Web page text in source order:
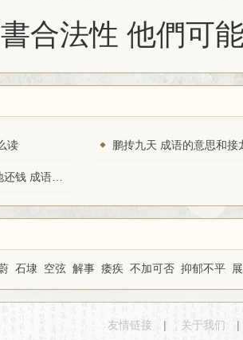
合法性 他們可
读 鹏抟九天 成语的意思和接
石埭 空弦 解事 痿疾 不加可否 抑郁不平
友情链接 | 关于我们